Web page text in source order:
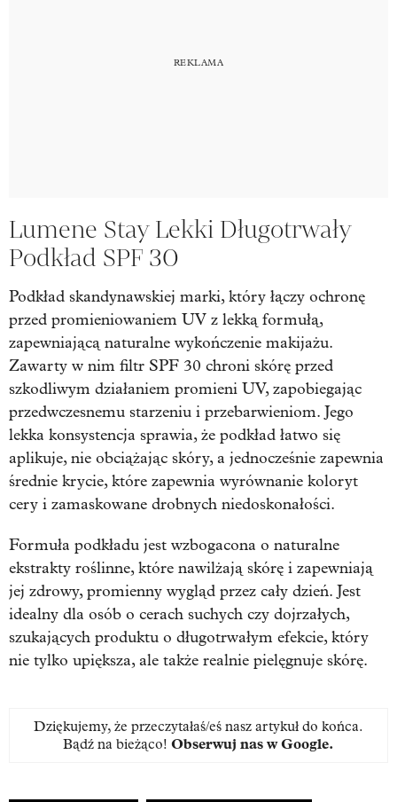
Lumene Stay Lekki Długotrwały
Podkład SPF 30
Podkład skandynawskiej marki, który łączy ochronę
przed promieniowaniem UV z lekką formułą,
zapewniającą naturalne wykończenie makijażu.
Zawarty w nim filtr SPF 30 chroni skórę przed
szkodliwym działaniem promieni UV, zapobiegając
przedwczesnemu starzeniu i przebarwieniom. Jego
lekka konsystencja sprawia, że podkład łatwo się
aplikuje, nie obciążając skóry, a jednocześnie zapewnia
średnie krycie, które zapewnia wyrównanie koloryt
cery i zamaskowane drobnych niedoskonałości.
Formuła podkładu jest wzbogacona o naturalne
ekstrakty roślinne, które nawilżają skórę i zapewniają
jej zdrowy, promienny wygląd przez cały dzień. Jest
idealny dla osób o cerach suchych czy dojrzałych,
szukających produktu o długotrwałym efekcie, który
nie tylko upiększa, ale także realnie pielęgnuje skórę.
Dziękujemy, że przeczytałaś/eś nasz artykuł do końca.
Bądź na bieżąco! Obserwuj nas w Google.